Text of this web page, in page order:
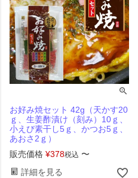
お好み焼セット 42g（天かす20
ｇ、生姜酢漬け（刻み）10ｇ、
小えび素干し5ｇ、かつお5ｇ、
あおさ2ｇ）
販売価格 ¥378税込 〜
詳細を見る